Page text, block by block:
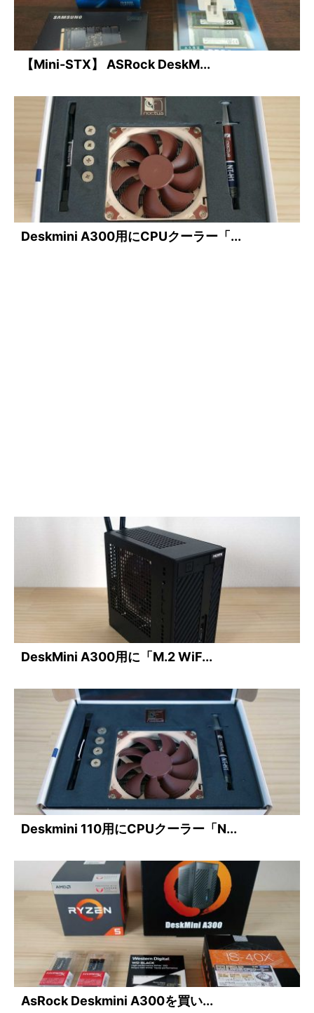
【Mini-STX】 ASRock DeskM...
Deskmini A300用にCPUクーラー「...
DeskMini A300用に「M.2 WiF...
Deskmini 110用にCPUクーラー「N...
AsRock Deskmini A300を買い...